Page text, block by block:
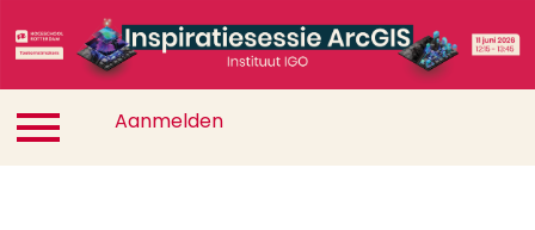
Aanmelden